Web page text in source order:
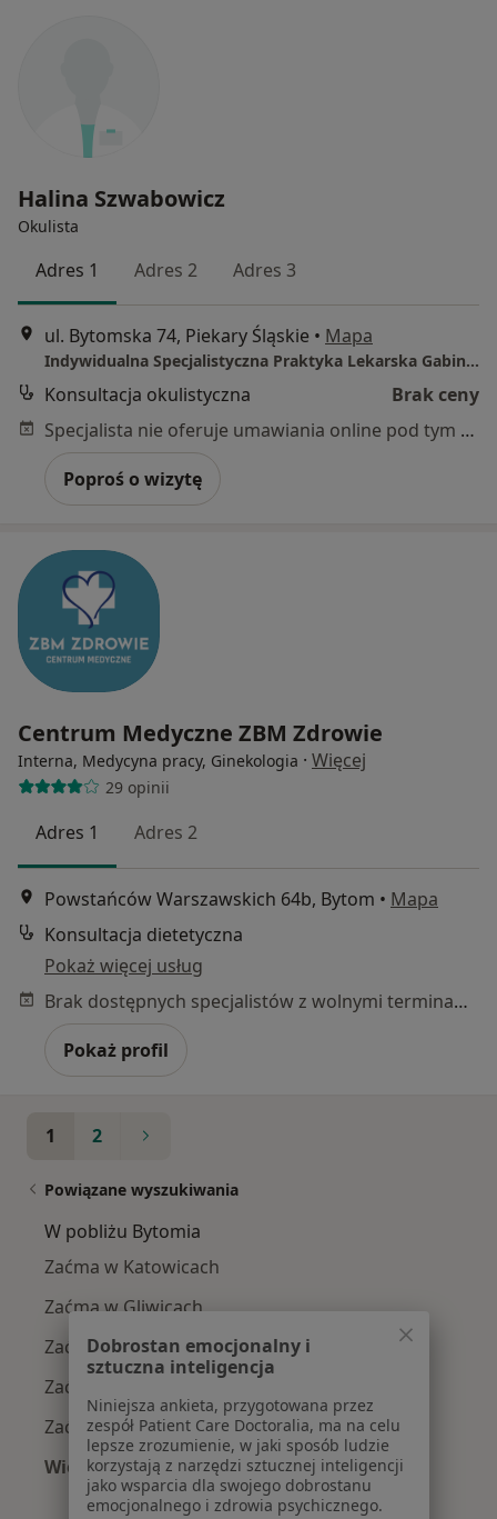
Halina Szwabowicz
Okulista
Adres 1 Adres 2 Adres 3
ul. Bytomska 74, Piekary Śląskie • Mapa
Indywidualna Specjalistyczna Praktyka Lekarska Gabinet Okulistyczny Szwabowicz Halina
Konsultacja okulistyczna
Brak ceny
Specjalista nie oferuje umawiania online pod tym adresem.
Poproś o wizytę
Centrum Medyczne ZBM Zdrowie
Interna, Medycyna pracy, Ginekologia · Więcej
29 opinii
Adres 1 Adres 2
Powstańców Warszawskich 64b, Bytom • Mapa
Konsultacja dietetyczna
Pokaż więcej usług
Brak dostępnych specjalistów z wolnymi terminami w tym centrum medycznym.
Pokaż profil
1 2
Powiązane wyszukiwania
W pobliżu Bytomia
Zaćma w Katowicach
Zaćma w Gliwicach
Zaćma w Chorzowie
Zaćma w Sosnowcu
Zaćma w Tychach
Więcej (14)
Więcej w kategorii: W pobliżu Bytomia
Dobrostan emocjonalny i
sztuczna inteligencja
Niniejsza ankieta, przygotowana przez
zespół Patient Care Doctoralia, ma na celu
lepsze zrozumienie, w jaki sposób ludzie
korzystają z narzędzi sztucznej inteligencji
jako wsparcia dla swojego dobrostanu
emocjonalnego i zdrowia psychicznego.